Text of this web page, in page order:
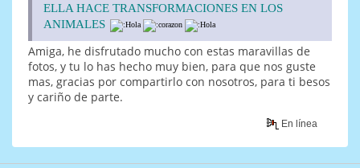
ELLA HACE TRANSFORMACIONES EN LOS
ANIMALES
Amiga, he disfrutado mucho con estas maravillas de
fotos, y tu lo has hecho muy bien, para que nos guste
mas, gracias por compartirlo con nosotros, para ti besos
y cariño de parte.
En línea